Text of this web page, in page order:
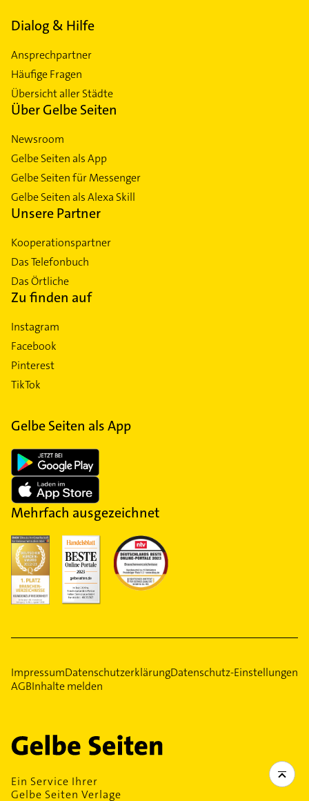
Dialog & Hilfe
Ansprechpartner
Häufige Fragen
Übersicht aller Städte
Über Gelbe Seiten
Newsroom
Gelbe Seiten als App
Gelbe Seiten für Messenger
Gelbe Seiten als Alexa Skill
Unsere Partner
Kooperationspartner
Das Telefonbuch
Das Örtliche
Zu finden auf
Instagram
Facebook
Pinterest
TikTok
Gelbe Seiten als App
Mehrfach ausgezeichnet
ImpressumDatenschutzerklärungDatenschutz-Einstellungen
AGBInhalte melden
Ein Service Ihrer
Gelbe Seiten Verlage